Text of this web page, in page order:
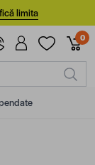
limita
0